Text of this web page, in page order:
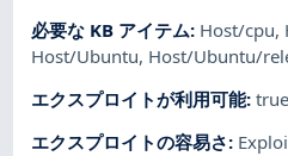
必要な KB アイテム: Host/cpu,
Host/Ubuntu, Host/Ubuntu/
エクスプロイトが利用可能:true
エクスプロイトの容易さ: